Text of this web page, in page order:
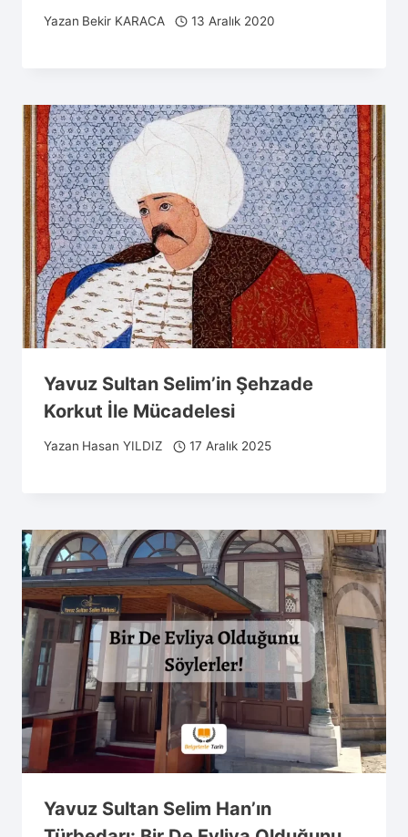
Yazan Bekir KARACA 13 Aralık 2020
Yavuz Sultan Selim’in Şehzade
Korkut İle Mücadelesi
Yazan Hasan YILDIZ 17 Aralık 2025
Yavuz Sultan Selim Han’ın